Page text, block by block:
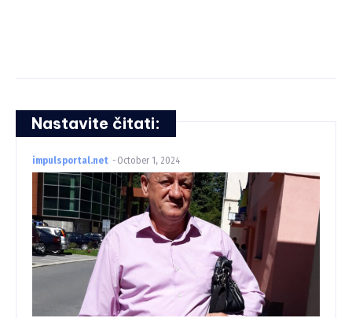
Nastavite čitati:
impulsportal.net - October 1, 2024